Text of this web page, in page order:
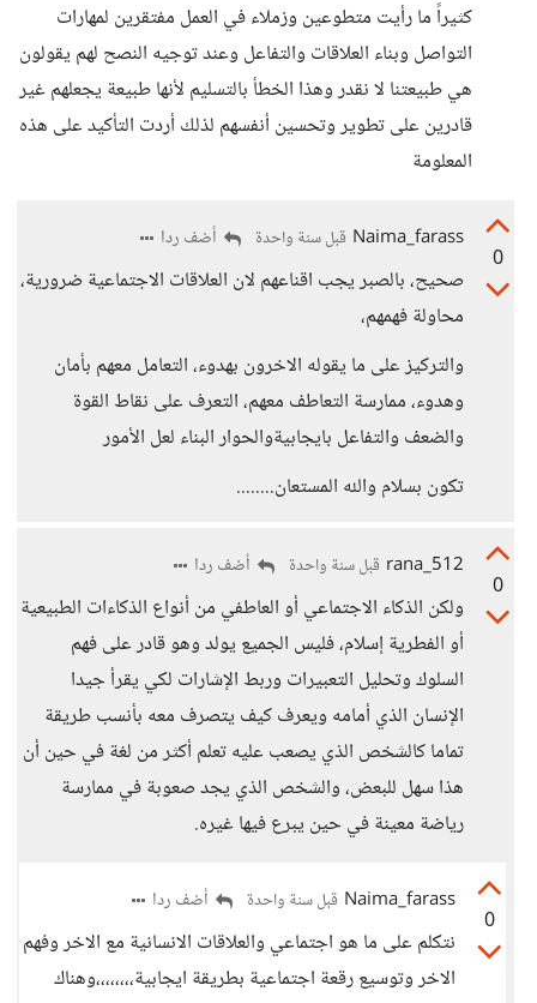
كثيراً ما رأيت متطوعين وزملاء في العمل مفتقرين لمهارات
التواصل وبناء العلاقات والتفاعل وعند توجيه النصح لهم يقولون
هي طبيعتنا لا نقدر وهذا الخطأ بالتسليم لأنها طبيعة يجعلهم غير
قادرين على تطوير وتحسين أنفسهم لذلك أردت التأكيد على هذه
المعلومة
0
Naima_farass قبل سنة واحدة أضف ردا
صحيح، بالصبر يجب اقناعهم لان العلاقات الاجتماعية ضرورية،
محاولة فهمهم،
والتركيز على ما يقوله الاخرون بهدوء، التعامل معهم بأمان
وهدوء، ممارسة التعاطف معهم، التعرف على نقاط القوة
والضعف والتفاعل بايجابيةوالحوار البناء لعل الأمور
تكون بسلام والله المستعان........
0
rana_512 قبل سنة واحدة أضف ردا
ولكن الذكاء الاجتماعي أو العاطفي من أنواع الذكاءات الطبيعية
أو الفطرية إسلام، فليس الجميع يولد وهو قادر على فهم
السلوك وتحليل التعبيرات وربط الإشارات لكي يقرأ جيدا
الإنسان الذي أمامه ويعرف كيف يتصرف معه بأنسب طريقة
تماما كالشخص الذي يصعب عليه تعلم أكثر من لغة في حين أن
هذا سهل للبعض، والشخص الذي يجد صعوبة في ممارسة
رياضة معينة في حين يبرع فيها غيره.
0
Naima_farass قبل سنة واحدة أضف ردا
نتكلم على ما هو اجتماعي والعلاقات الانسانية مع الاخر وفهم
الاخر وتوسيع رقعة اجتماعية بطريقة ايجابية،،،،،،،،وهناك